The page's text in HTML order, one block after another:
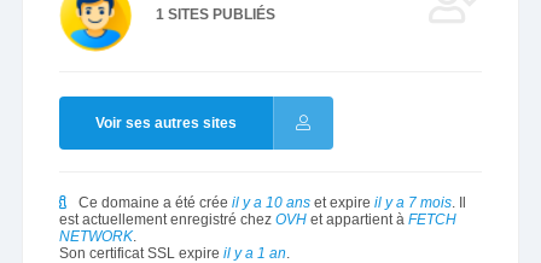
1 SITES PUBLIÉS
Voir ses autres sites
Ce domaine a été crée il y a 10 anset expire il y a 7 mois. Il
est actuellement enregistré chez OVHet appartient à FETCH
NETWORK.
Son certificat SSL expire il y a 1 an.